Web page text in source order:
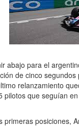
abajo para el
de cinco
relanzamiento
pilotos que seguían
primeras posiciones,